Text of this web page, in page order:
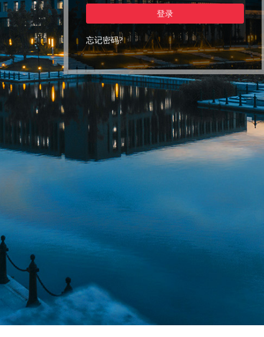
登录
忘记密码?